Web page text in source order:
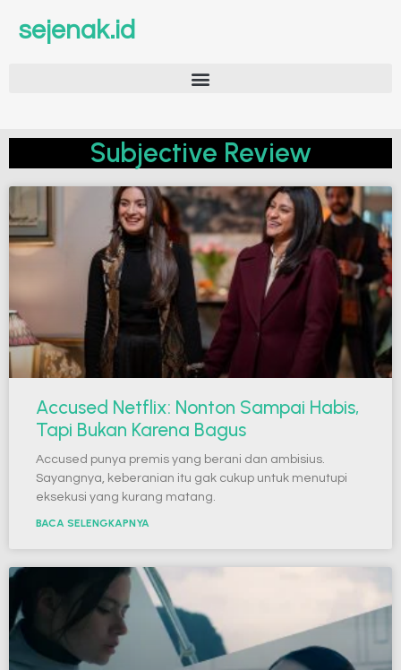
sejenak.id
Subjective Review
Accused Netflix: Nonton Sampai Habis,
Tapi Bukan Karena Bagus
Accused punya premis yang berani dan ambisius.
Sayangnya, keberanian itu gak cukup untuk menutupi
eksekusi yang kurang matang.
BACA SELENGKAPNYA